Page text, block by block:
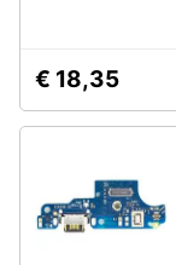
€ 18,35